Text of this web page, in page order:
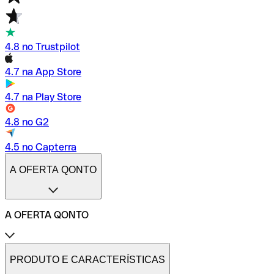
4.8 no Trustpilot
4.7 na App Store
4.7 na Play Store
4.8 no G2
4.5 no Capterra
A OFERTA QONTO
A OFERTA QONTO
Tarifas
Conta profissional online
PRODUTO E CARACTERÍSTICAS